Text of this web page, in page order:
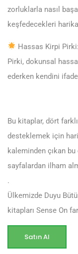
zorluklarla nasıl
keşfedecekleri
Hassas Kirpi
Pirki, dokunsal
ederken kendini
Bu kitaplar, dört
desteklemek için
kaleminden çıkan
sayfalardan ilham
.
Ülkemizde Duyu
kitapları Sense On
Satın Al